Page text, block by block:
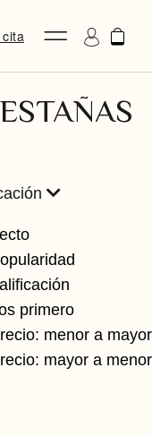
cita
primero
menor a mayor
mayor a menor